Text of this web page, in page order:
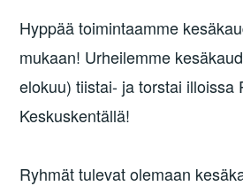
Hyppää toimintaamme
mukaan! Urheilemme
elokuu) tiistai- ja torstai illoissa
Keskuskentällä!
Ryhmät tulevat olemaan